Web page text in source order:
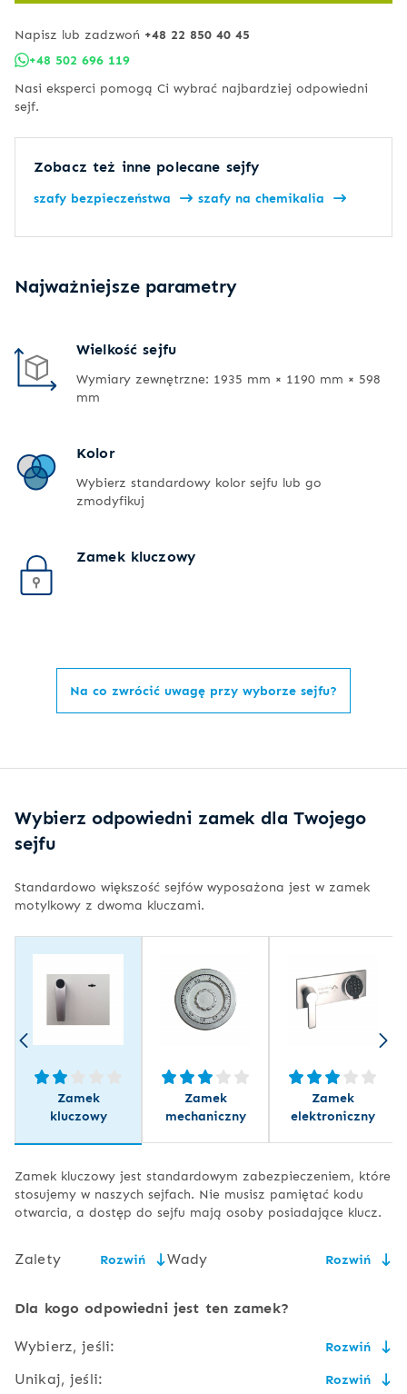
Napisz lub zadzwoń +48 22 850 40 45
+48 502 696 119
Nasi eksperci pomogą Ci wybrać najbardziej odpowiedni
sejf.
Zobacz też inne polecane sejfy
szafy bezpieczeństwa szafy na chemikalia
Najważniejsze parametry
Wielkość sejfu
Wymiary zewnętrzne: 1935 mm × 1190 mm × 598
mm
Kolor
Wybierz standardowy kolor sejfu lub go
zmodyfikuj
Zamek kluczowy
Na co zwrócić uwagę przy wyborze sejfu?
Wybierz odpowiedni zamek dla Twojego
sejfu
Standardowo większość sejfów wyposażona jest w zamek
motylkowy z dwoma kluczami.
Zamek
kluczowy
Zamek
mechaniczny
Zamek
elektroniczny
Zamek kluczowy jest standardowym zabezpieczeniem, które
stosujemy w naszych sejfach. Nie musisz pamiętać kodu
otwarcia, a dostęp do sejfu mają osoby posiadające klucz.
Zalety Rozwiń
niska cena,
użytkowania i
Wady Rozwiń
konieczność bezpiecznego
Dla kogo odpowiedni jest ten zamek?
Wybierz, jeśli: Rozwiń
cena ma znaczenie i masz gdzie bezpiecznie schować
Unikaj, jeśli: Rozwiń